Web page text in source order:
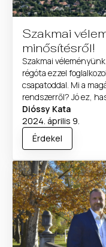
Szakmai
minősítésről!
Szakmai
régóta ezzel
csapatoddal. Mi a
rendszerről? Jó ez,
hosszú távon egy
szállást igénybe vevő
rendszert. A
elégedettsége
Dióssy Kata
2024. április 9.
Érdekel